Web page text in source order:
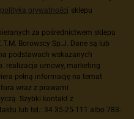
polityką prywatności sklepu
za pośrednictwem sklepu
Borowscy Sp.J. Dane są lub
podstawach wskazanych
realizacja umowy, marketing
pełną informację na temat
wraz z prawami
Szybki kontakt z
lub tel.: 34 35-25-111 albo 783-